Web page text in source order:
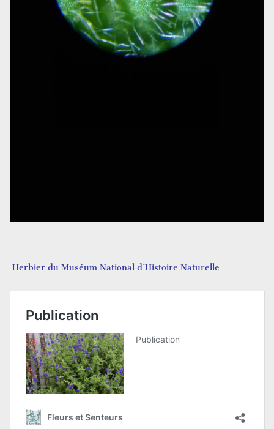
Herbier du Muséum National d’Histoire Naturelle